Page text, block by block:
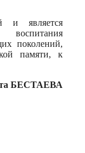
и является
поколений,
памяти, к
БЕСТАЕВА